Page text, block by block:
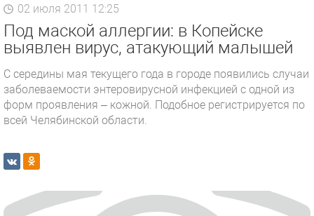
02 июля 2011 12:25
Под маской аллергии: в Копейске
выявлен вирус, атакующий малышей
С середины мая текущего года в городе появились случаи
заболеваемости энтеровирусной инфекцией с одной из
форм проявления – кожной. Подобное регистрируется по
всей Челябинской области.